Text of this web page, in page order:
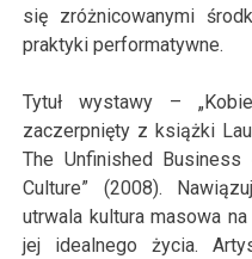
się zróżnicowanymi
praktyki performatywne.
Tytuł wystawy –
zaczerpnięty z książki
The Unfinished
Culture” (2008).
utrwala kultura masowa
jej idealnego życia.